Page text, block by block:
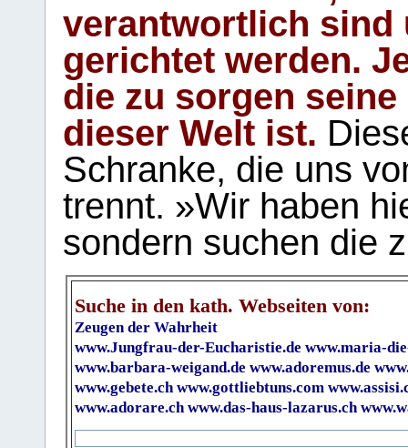
verantwortlich sind
gerichtet werden.
die zu sorgen
dieser Welt ist.
Schranke, die uns
trennt. »Wir haben
sondern suchen die
Suche in den kath. Webseiten von:
Zeugen der Wahrheit
www.Jungfrau-der-Eucharistie.de www.maria-
www.barbara-weigand.de www.adoremus.de
www.gebete.ch www.gottliebtuns.com
www.adorare.ch www.das-haus-lazarus.ch